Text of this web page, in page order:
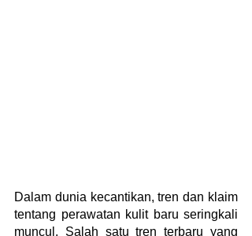
Dalam dunia kecantikan, tren dan klaim
tentang perawatan kulit baru seringkali
muncul. Salah satu tren terbaru yang